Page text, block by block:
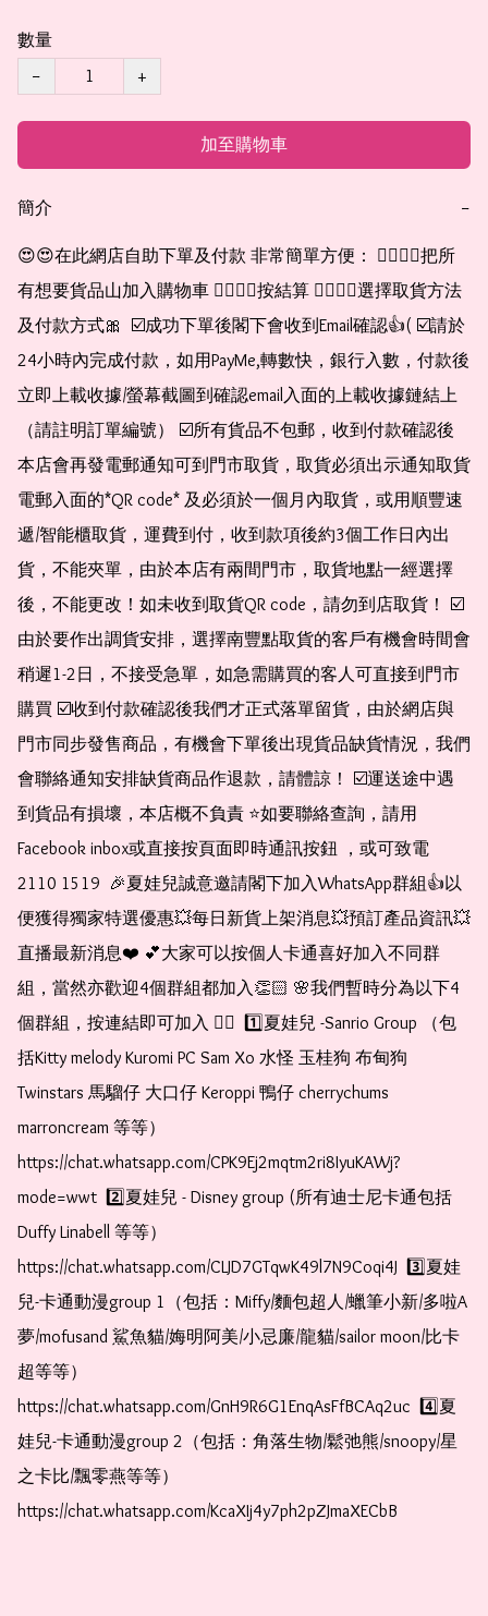
數量
−
+
加至購物車
簡介 −
😍😍在此網店自助下單及付款 非常簡單方便： 👉🏻👉🏻把所
有想要貨品山加入購物車 👉🏻👉🏻按結算 👉🏻👉🏻選擇取貨方法
及付款方式🎀  ☑️成功下單後閣下會收到Email確認👍( ☑️請於
24小時內完成付款，如用PayMe,轉數快，銀行入數，付款後
立即上載收據/螢幕截圖到確認email入面的上載收據鏈結上
（請註明訂單編號） ☑️所有貨品不包郵，收到付款確認後
本店會再發電郵通知可到門市取貨，取貨必須出示通知取貨
電郵入面的*QR code* 及必須於一個月內取貨，或用順豐速
遞/智能櫃取貨，運費到付，收到款項後約3個工作日內出
貨，不能夾單，由於本店有兩間門市，取貨地點一經選擇
後，不能更改！如未收到取貨QR code，請勿到店取貨！ ☑️
由於要作出調貨安排，選擇南豐點取貨的客戶有機會時間會
稍遲1-2日，不接受急單，如急需購買的客人可直接到門市
購買 ☑️收到付款確認後我們才正式落單留貨，由於網店與
門市同步發售商品，有機會下單後出現貨品缺貨情況，我們
會聯絡通知安排缺貨商品作退款，請體諒！ ☑️運送途中遇
到貨品有損壞，本店概不負責 ⭐️如要聯絡查詢，請用
Facebook inbox或直接按頁面即時通訊按鈕 ，或可致電
2110 1519  🎉夏娃兒誠意邀請閣下加入WhatsApp群組👍以
便獲得獨家特選優惠💥每日新貨上架消息💥預訂產品資訊💥
直播最新消息❤️ 💕大家可以按個人卡通喜好加入不同群
組，當然亦歡迎4個群組都加入👏🏻 🌸我們暫時分為以下4
個群組，按連結即可加入 👇🏻  1️⃣夏娃兒 -Sanrio Group （包
括Kitty melody Kuromi PC Sam Xo 水怪 玉桂狗 布甸狗
Twinstars 馬騮仔 大口仔 Keroppi 鴨仔 cherrychums
marroncream 等等）
https://chat.whatsapp.com/CPK9Ej2mqtm2ri8IyuKAWj?
mode=wwt  2️⃣夏娃兒 - Disney group (所有迪士尼卡通包括
Duffy Linabell 等等）
https://chat.whatsapp.com/CLJD7GTqwK49l7N9Coqi4J  3️⃣夏娃
兒-卡通動漫group 1（包括：Miffy/麵包超人/蠟筆小新/多啦A
夢/mofusand 鯊魚貓/娒明阿美/小忌廉/龍貓/sailor moon/比卡
超等等）
https://chat.whatsapp.com/GnH9R6G1EnqAsFfBCAq2uc  4️⃣夏
娃兒-卡通動漫group 2（包括：角落生物/鬆弛熊/snoopy/星
之卡比/飄零燕等等）
https://chat.whatsapp.com/KcaXIj4y7ph2pZJmaXECbB